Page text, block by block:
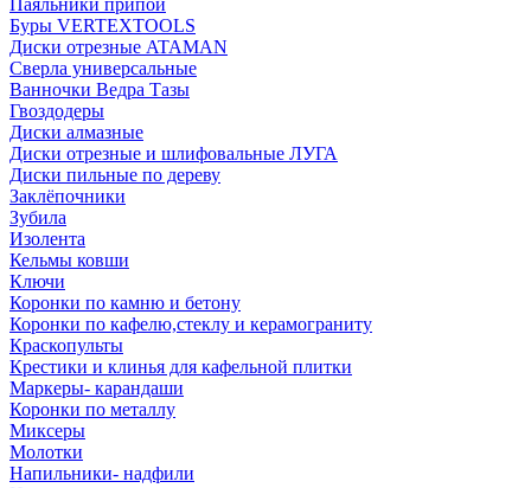
Паяльники припой
Буры VERTEXTOOLS
Диски отрезные ATAMAN
Сверла универсальные
Ванночки Ведра Тазы
Гвоздодеры
Диски алмазные
Диски отрезные и шлифовальные ЛУГА
Диски пильные по дереву
Заклёпочники
Зубила
Изолента
Кельмы ковши
Ключи
Коронки по камню и бетону
Коронки по кафелю,стеклу и керамограниту
Краскопульты
Крестики и клинья для кафельной плитки
Маркеры- карандаши
Коронки по металлу
Миксеры
Молотки
Напильники- надфили